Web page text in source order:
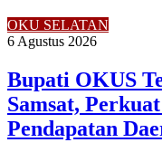
OKU SELATAN
6 Agustus 2026
Bupati OKUS
Samsat,
Pendapatan